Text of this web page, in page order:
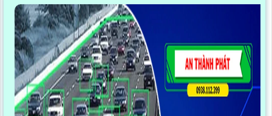
nhu cầu quản lý linh hoạt mọi lúc mọi nơi